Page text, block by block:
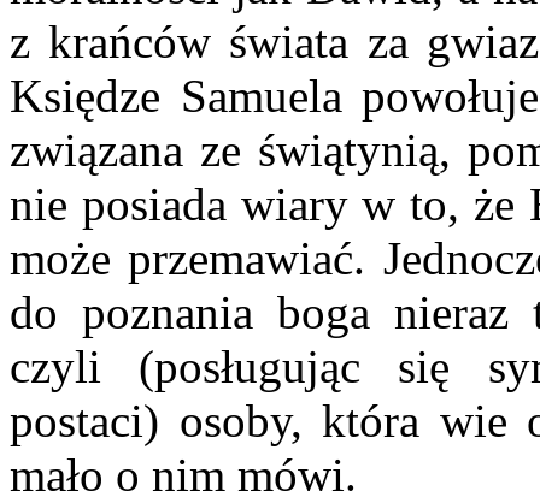
z krańców świata za
Księdze Samuela
związana ze świątynią,
nie posiada wiary w to, że
może przemawiać.
do poznania boga nieraz
czyli (posługując się
postaci) osoby, która wie
mało o nim mówi.